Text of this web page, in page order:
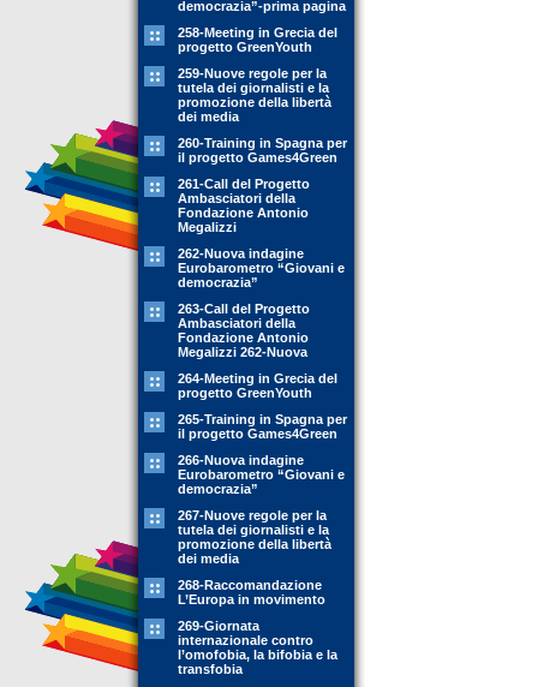
democrazia”-prima pagina
258-Meeting in Grecia del
progetto GreenYouth
259-Nuove regole per la
tutela dei giornalisti e la
promozione della libertà
dei media
260-Training in Spagna per
il progetto Games4Green
261-Call del Progetto
Ambasciatori della
Fondazione Antonio
Megalizzi
262-Nuova indagine
Eurobarometro “Giovani e
democrazia”
263-Call del Progetto
Ambasciatori della
Fondazione Antonio
Megalizzi 262-Nuova
264-Meeting in Grecia del
progetto GreenYouth
265-Training in Spagna per
il progetto Games4Green
266-Nuova indagine
Eurobarometro “Giovani e
democrazia”
267-Nuove regole per la
tutela dei giornalisti e la
promozione della libertà
dei media
268-Raccomandazione
L’Europa in movimento
269-Giornata
internazionale contro
l’omofobia, la bifobia e la
transfobia